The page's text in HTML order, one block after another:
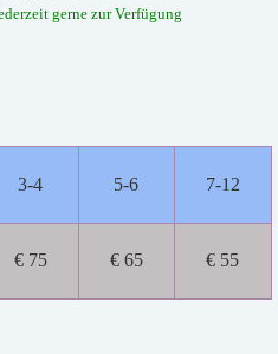
gerne zur Verfügung
3-4 5-6 7-12
€ 75 € 65 € 55